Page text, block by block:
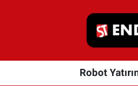
Robot
Robot Yatırımları